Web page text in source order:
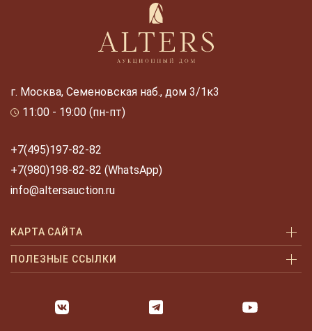
г. Москва, Семеновская наб., дом 3/1к3
11:00 - 19:00 (пн-пт)
+7(495)197-82-82
+7(980)198-82-82 (WhatsApp)
info@altersauction.ru
КАРТА САЙТА
Аукционы
Как продать
ПОЛЕЗНЫЕ ССЫЛКИ
Оплата и доставка